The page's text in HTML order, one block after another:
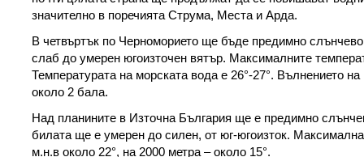
значително в поречията Струма, Места и Арда.
В четвъртък по Черноморието ще бъде предимно
слаб до умерен югоизточен вятър. Максималните
Температурата на морската вода е 26°-27°. Вълнението
около 2 бала.
Над планините в Източна България ще е предимно
билата ще е умерен до силен, от юг-югоизток.
м.н.в около 22°, на 2000 метра – около 15°.